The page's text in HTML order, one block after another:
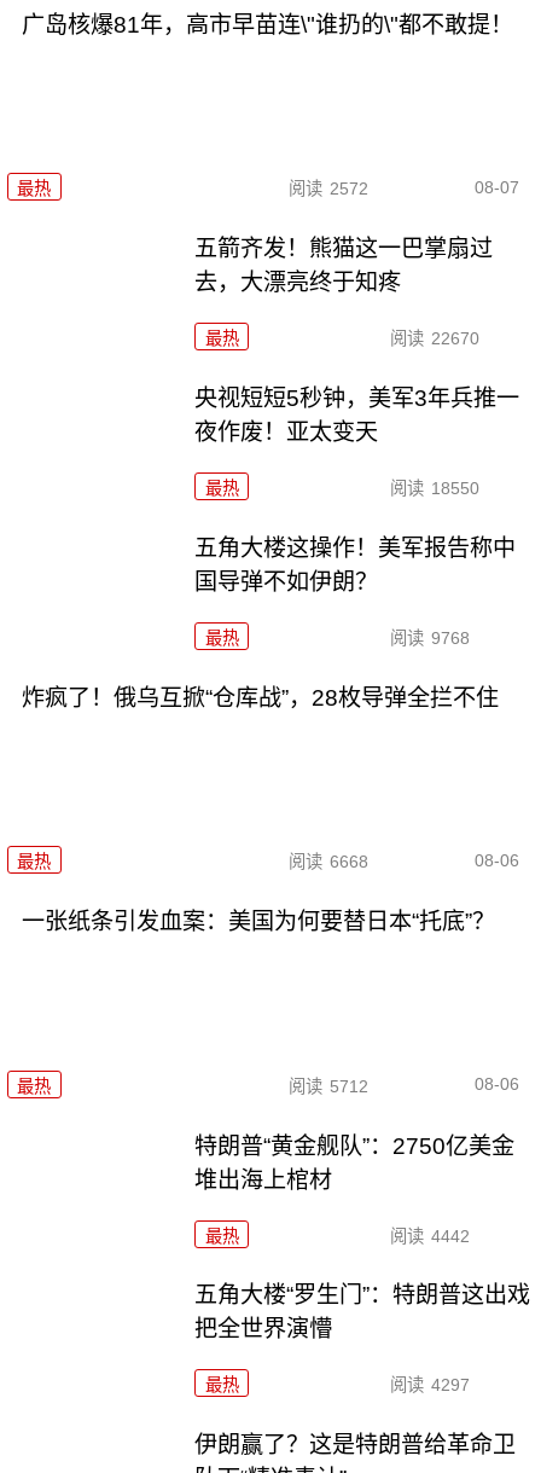
广岛核爆81年，高市早苗连\"谁扔的\"都不敢提！
最热 阅读 2572 08-07
五箭齐发！熊猫这一巴掌扇过
去，大漂亮终于知疼
最热 阅读 22670
央视短短5秒钟，美军3年兵推一
夜作废！亚太变天
最热 阅读 18550
五角大楼这操作！美军报告称中
国导弹不如伊朗？
最热 阅读 9768
炸疯了！俄乌互掀“仓库战”，28枚导弹全拦不住
最热 阅读 6668 08-06
一张纸条引发血案：美国为何要替日本“托底”？
最热 阅读 5712 08-06
特朗普“黄金舰队”：2750亿美金
堆出海上棺材
最热 阅读 4442
五角大楼“罗生门”：特朗普这出戏
把全世界演懵
最热 阅读 4297
伊朗赢了？这是特朗普给革命卫